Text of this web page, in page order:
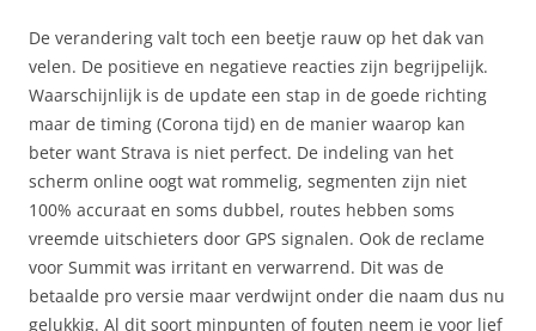
De verandering valt toch een beetje rauw op het dak van
velen. De positieve en negatieve reacties zijn begrijpelijk.
Waarschijnlijk is de update een stap in de goede richting
maar de timing (Corona tijd) en de manier waarop kan
beter want Strava is niet perfect. De indeling van het
scherm online oogt wat rommelig, segmenten zijn niet
100% accuraat en soms dubbel, routes hebben soms
vreemde uitschieters door GPS signalen. Ook de reclame
voor Summit was irritant en verwarrend. Dit was de
betaalde pro versie maar verdwijnt onder die naam dus nu
gelukkig. Al dit soort minpunten of fouten neem je voor lief